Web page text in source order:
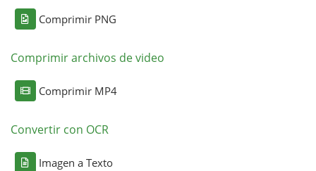
Comprimir PNG
Comprimir archivos de video
Comprimir MP4
Convertir con OCR
Imagen a Texto